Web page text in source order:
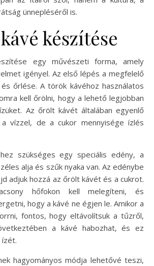
ünnepléséről is.
készítése
egy művészeti forma, amely
igényel. Az első lépés a megfelelő
őrlése. A török kávéhoz használatos
kell őrölni, hogy a lehető legjobban
Az őrölt kávét általában egyenlő
a vízzel, de a cukor mennyisége ízlés
szükséges egy speciális edény, a
alja és szűk nyaka van. Az edénybe
adjuk hozzá az őrölt kávét és a cukrot.
hőfokon kell melegíteni, és
hogy a kávé ne égjen le. Amikor a
fontos, hogy eltávolítsuk a tűzről,
a kávé habozhat, és ez
hagyományos módja lehetővé teszi,